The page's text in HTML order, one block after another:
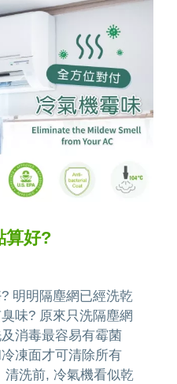
算好?
明明隔塵網已經洗乾
味? 原來只洗隔塵網
消毒最容易有霉菌
凍面才可清除所有
清洗前, 冷氣機看似乾